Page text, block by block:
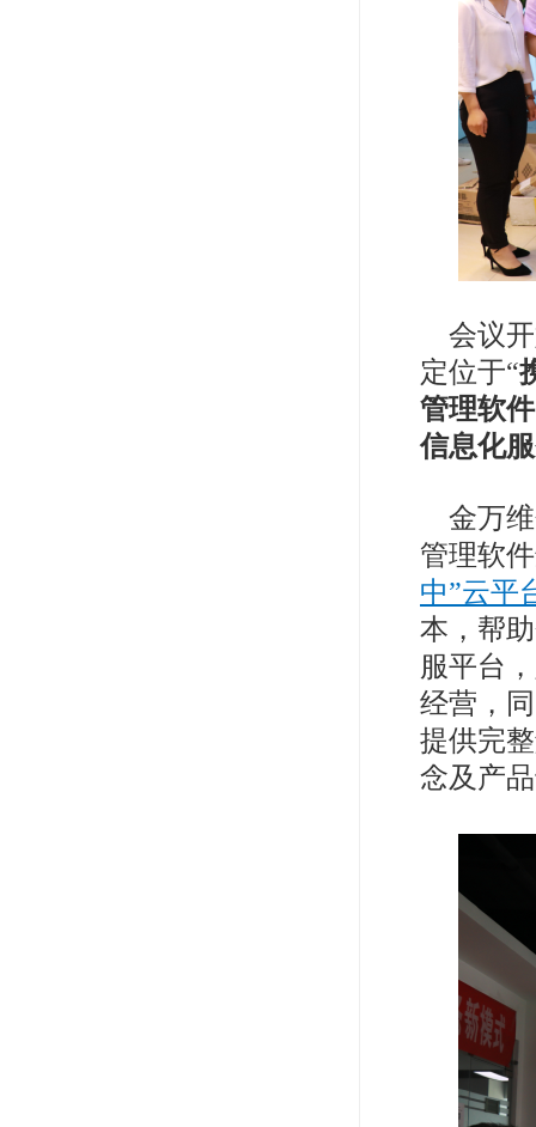
会议
定位于“
管理软
信息化
金万
管理软
中”云平
本，帮
服平台
经营，
提供完
念及产